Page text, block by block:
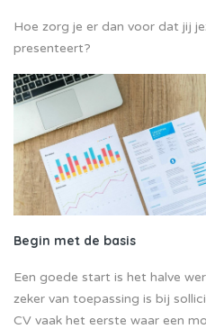
Hoe zorg je er dan voor dat jij
presenteert?
Begin met de basis
Een goede start is het halve
zeker van toepassing is bij
CV vaak het eerste waar een